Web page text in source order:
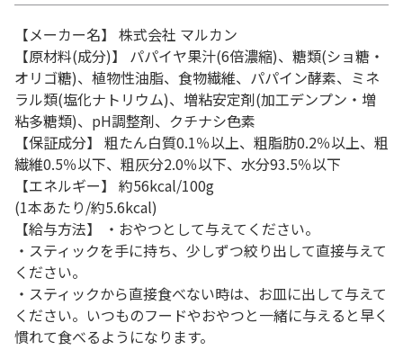
【メーカー名】 株式会社 マルカン
【原材料(成分)】 パパイヤ果汁(6倍濃縮)、糖類(ショ糖・
オリゴ糖)、植物性油脂、食物繊維、パパイン酵素、ミネ
ラル類(塩化ナトリウム)、増粘安定剤(加工デンプン・増
粘多糖類)、pH調整剤、クチナシ色素
【保証成分】 粗たん白質0.1％以上、粗脂肪0.2％以上、粗
繊維0.5％以下、粗灰分2.0％以下、水分93.5％以下
【エネルギー】 約56kcal/100g
(1本あたり/約5.6kcal)
【給与方法】 ・おやつとして与えてください。
・スティックを手に持ち、少しずつ絞り出して直接与えて
ください。
・スティックから直接食べない時は、お皿に出して与えて
ください。いつものフードやおやつと一緒に与えると早く
慣れて食べるようになります。